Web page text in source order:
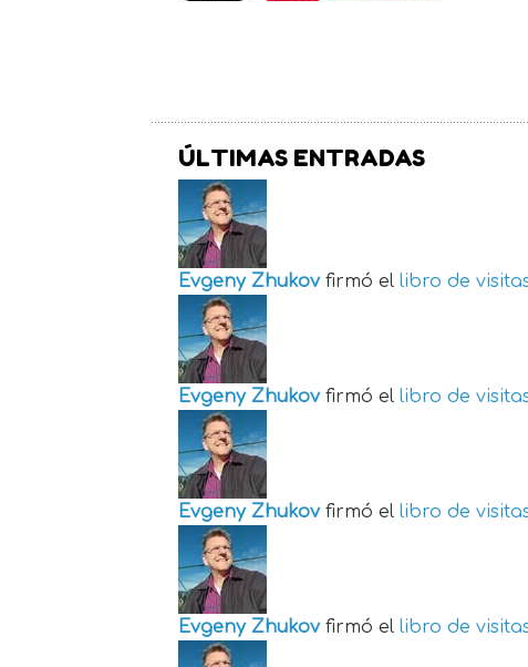
ÚLTIMAS ENTRADAS
Evgeny Zhukov firmó el libro de
Evgeny Zhukov firmó el libro de
Evgeny Zhukov firmó el libro de
Evgeny Zhukov firmó el libro de